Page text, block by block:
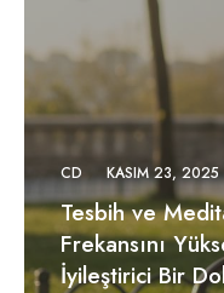
CD KASIM 23, 2025
Tesbih ve
Frekansını
İyileştirici Bir